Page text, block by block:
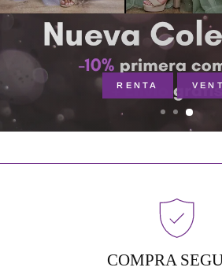
RENTA
COMPRA